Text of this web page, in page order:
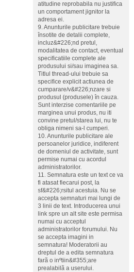
atitudine reprobabila nu justifica
un comportament jignitor la
adresa ei.
9. Anunturile publicitare trebuie
însotite de detalii complete,
incluz&#226;nd pretul,
modalitatea de contact, eventual
specificatiile complete ale
produsului si/sau imaginea sa.
Titlul thread-ului trebuie sa
specifice explicit actiunea de
cumparare/v&#226;nzare si
produsul (produsele) în cauza.
Sunt interzise comentariile pe
marginea unui produs, nu iti
convine pretul/starea lui, nu te
obliga nimeni sa-l cumperi.
10. Anunturile publicitare ale
persoanelor juridice, indiferent
de domeniul de activitate, sunt
permise numai cu acordul
administratorilor.
11. Semnatura este un text ce va
fi atasat fiecarui post, la
sf&#226;rsitul acestuia. Nu se
accepta semnaturi mai lungi de
3 linii de text. Introducerea unui
link spre un alt site este permisa
numai cu acceptul
administratorilor forumului. Nu
se accepta imagini in
semnatura! Moderatorii au
dreptul de a edita semnatura
farã o inºtiin&#355;are
prealabilã a userului.